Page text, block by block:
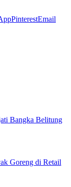
PinterestEmail
Bangka Belitung
Goreng di Retail